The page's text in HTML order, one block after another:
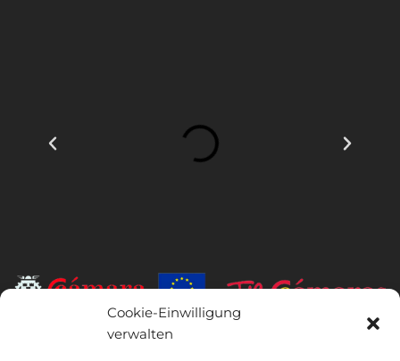
Cookie-Einwilligung
verwalten